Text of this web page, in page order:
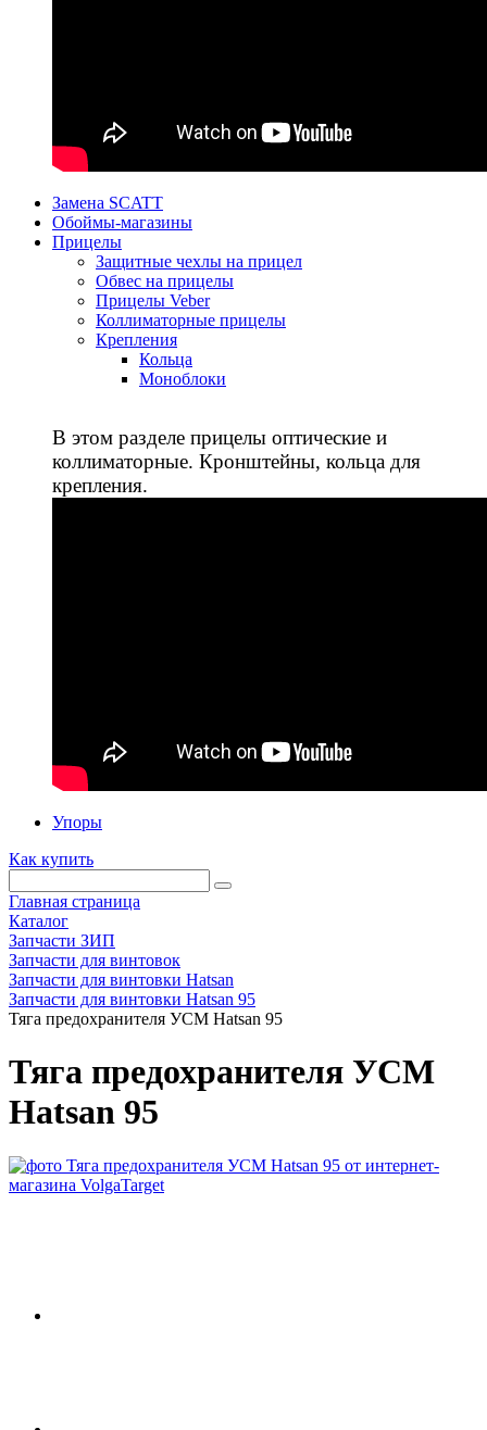
Замена SCATT
Обоймы-магазины
Прицелы
Защитные чехлы на прицел
Обвес на прицелы
Прицелы Veber
Коллиматорные прицелы
Крепления
Кольца
Моноблоки
В этом разделе прицелы оптические и
коллиматорные. Кронштейны, кольца для
крепления.
Упоры
Как купить
Главная страница
Каталог
Запчасти ЗИП
Запчасти для винтовок
Запчасти для винтовки Hatsan
Запчасти для винтовки Hatsan 95
Тяга предохранителя УСМ Hatsan 95
Тяга предохранителя УСМ
Hatsan 95